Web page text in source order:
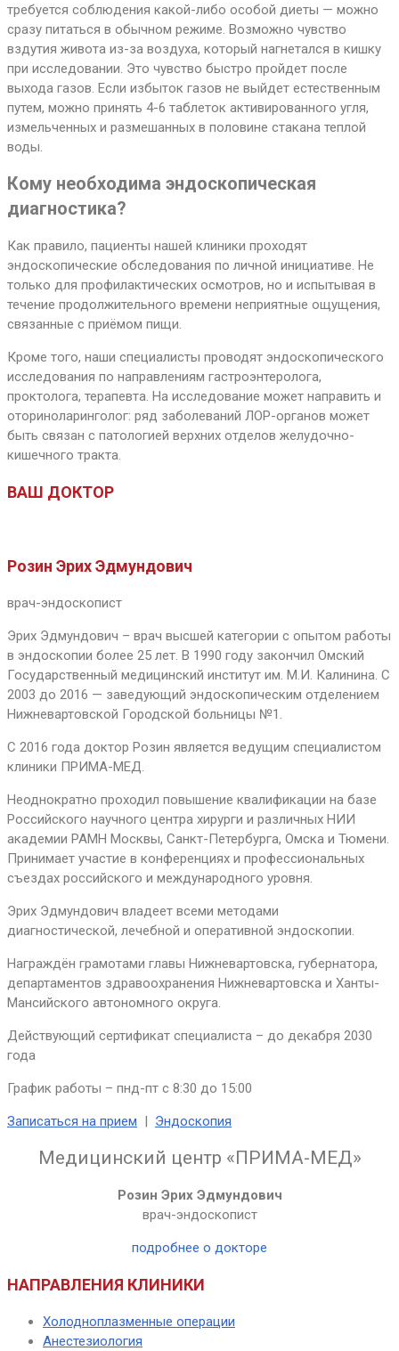
требуется соблюдения какой-либо особой диеты — можно
сразу питаться в обычном режиме. Возможно чувство
вздутия живота из-за воздуха, который нагнетался в кишку
при исследовании. Это чувство быстро пройдет после
выхода газов. Если избыток газов не выйдет естественным
путем, можно принять 4-6 таблеток активированного угля,
измельченных и размешанных в половине стакана теплой
воды.
Кому необходима эндоскопическая
диагностика?
Как правило, пациенты нашей клиники проходят
эндоскопические обследования по личной инициативе. Не
только для профилактических осмотров, но и испытывая в
течение продолжительного времени неприятные ощущения,
связанные с приёмом пищи.
Кроме того, наши специалисты проводят эндоскопического
исследования по направлениям гастроэнтеролога,
проктолога, терапевта. На исследование может направить и
оториноларинголог: ряд заболеваний ЛОР-органов может
быть связан с патологией верхних отделов желудочно-
кишечного тракта.
ВАШ ДОКТОР
Розин Эрих Эдмундович
врач-эндоскопист
Эрих Эдмундович – врач высшей категории с опытом работы
в эндоскопии более 25 лет. В 1990 году закончил Омский
Государственный медицинский институт им. М.И. Калинина. С
2003 до 2016 — заведующий эндоскопическим отделением
Нижневартовской Городской больницы №1.
С 2016 года доктор Розин является ведущим специалистом
клиники ПРИМА-МЕД.
Неоднократно проходил повышение квалификации на базе
Российского научного центра хирурги и различных НИИ
академии РАМН Москвы, Санкт-Петербурга, Омска и Тюмени.
Принимает участие в конференциях и профессиональных
съездах российского и международного уровня.
Эрих Эдмундович владеет всеми методами
диагностической, лечебной и оперативной эндоскопии.
Награждён грамотами главы Нижневартовска, губернатора,
департаментов здравоохранения Нижневартовска и Ханты-
Мансийского автономного округа.
Действующий сертификат специалиста – до декабря 2030
года
График работы – пнд-пт с 8:30 до 15:00
Записаться на прием | Эндоскопия
Медицинский центр «ПРИМА-МЕД»
Розин Эрих Эдмундович
врач-эндоскопист
подробнее о докторе
НАПРАВЛЕНИЯ КЛИНИКИ
Холодноплазменные операции
Анестезиология